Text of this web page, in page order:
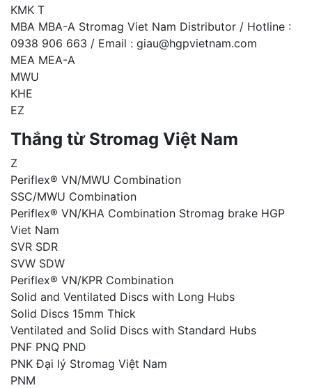
KMK T
MBA MBA-A Stromag Viet Nam Distributor / Hotline :
0938 906 663 / Email : giau@hgpvietnam.com
MEA MEA-A
MWU
KHE
EZ
Thắng từ Stromag Việt Nam
Z
Periflex® VN/MWU Combination
SSC/MWU Combination
Periflex® VN/KHA Combination Stromag brake HGP
Viet Nam
SVR SDR
SVW SDW
Periflex® VN/KPR Combination
Solid and Ventilated Discs with Long Hubs
Solid Discs 15mm Thick
Ventilated and Solid Discs with Standard Hubs
PNF PNQ PND
PNK Đại lý Stromag Việt Nam
PNM